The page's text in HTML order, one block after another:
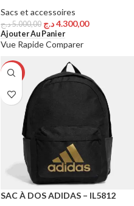
Sacs et accessoires
5.000,00د.ج 4.300,00د.ج
Ajouter Au Panier
Vue RapideComparer
-14%
SAC À DOS ADIDAS – IL5812